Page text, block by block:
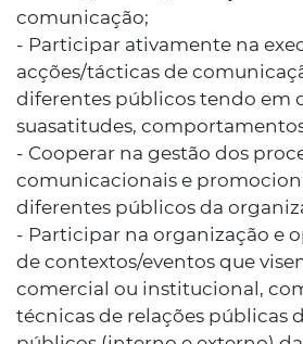
comunicação;
- Participar ativamente na
acções/tácticas de
diferentes públicos tendo em
suasatitudes,
- Cooperar na gestão dos
comunicacionais e
diferentes públicos da
- Participar na organização e
de contextos/eventos que
comercial ou institucional,
técnicas de relações públicas